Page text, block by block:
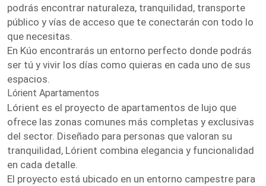
podrás encontrar naturaleza, tranquilidad, transporte
público y vías de acceso que te conectarán con todo lo
que necesitas.
En Kúo encontrarás un entorno perfecto donde podrás
ser tú y vivir los días como quieras en cada uno de sus
espacios.
Lórient Apartamentos
Lórient es el proyecto de apartamentos de lujo que
ofrece las zonas comunes más completas y exclusivas
del sector. Diseñado para personas que valoran su
tranquilidad, Lórient combina elegancia y funcionalidad
en cada detalle.
El proyecto está ubicado en un entorno campestre para